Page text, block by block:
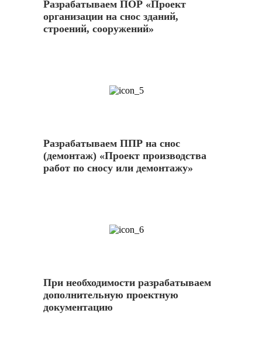
Разрабатываем ПОР «Проект
организации на снос зданий,
строений, сооружений»
Разрабатываем ППР на снос
(демонтаж) «Проект производства
работ по сносу или демонтажу»
При необходимости разрабатываем
дополнительную проектную
документацию